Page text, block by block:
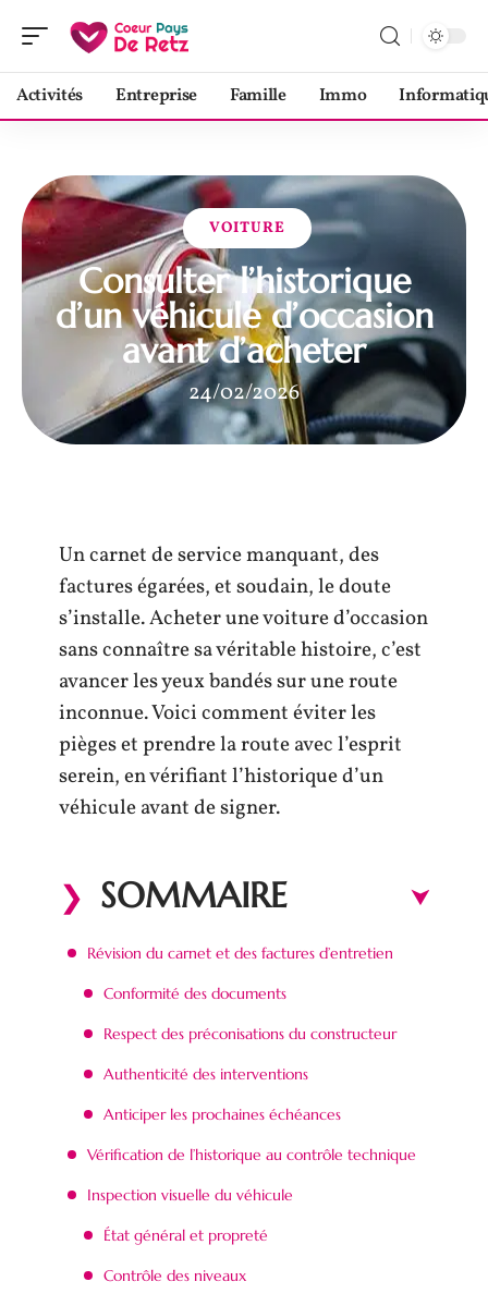
Activités Entreprise Famille Immo
VOITURE
Consulter l’historique
d’un véhicule d’occasion
avant d’acheter
24/02/2026
Un carnet de service manquant, des
factures égarées, et soudain, le doute
s’installe. Acheter une voiture d’occasion
sans connaître sa véritable histoire, c’est
avancer les yeux bandés sur une route
inconnue. Voici comment éviter les
pièges et prendre la route avec l’esprit
serein, en vérifiant l’historique d’un
véhicule avant de signer.
SOMMAIRE
Révision du carnet et des factures d’entretien
Conformité des documents
Respect des préconisations du constructeur
Authenticité des interventions
Anticiper les prochaines échéances
Vérification de l’historique au contrôle technique
Inspection visuelle du véhicule
État général et propreté
Contrôle des niveaux